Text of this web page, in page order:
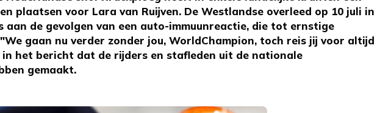
plaatsen voor Lara van Ruijven. De Westlandse overleed op 10 juli in
aan de gevolgen van een auto-immuunreactie, die tot ernstige
gaan nu verder zonder jou, WorldChampion, toch reis jij voor altijd
in het bericht dat de rijders en stafleden uit de nationale
gemaakt.